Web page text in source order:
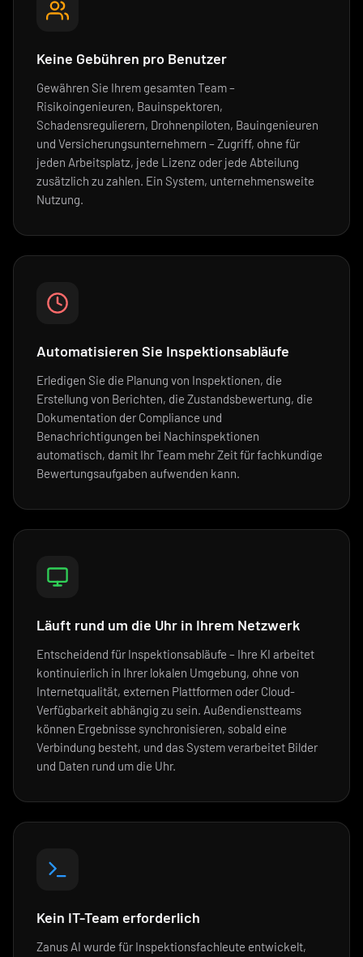
Keine Gebühren pro Benutzer
Gewähren Sie Ihrem gesamten Team –
Risikoingenieuren, Bauinspektoren,
Schadensregulierern, Drohnenpiloten, Bauingenieuren
und Versicherungsunternehmern – Zugriff, ohne für
jeden Arbeitsplatz, jede Lizenz oder jede Abteilung
zusätzlich zu zahlen. Ein System, unternehmensweite
Nutzung.
Automatisieren Sie Inspektionsabläufe
Erledigen Sie die Planung von Inspektionen, die
Erstellung von Berichten, die Zustandsbewertung, die
Dokumentation der Compliance und
Benachrichtigungen bei Nachinspektionen
automatisch, damit Ihr Team mehr Zeit für fachkundige
Bewertungsaufgaben aufwenden kann.
Läuft rund um die Uhr in Ihrem Netzwerk
Entscheidend für Inspektionsabläufe – Ihre KI arbeitet
kontinuierlich in Ihrer lokalen Umgebung, ohne von
Internetqualität, externen Plattformen oder Cloud-
Verfügbarkeit abhängig zu sein. Außendienstteams
können Ergebnisse synchronisieren, sobald eine
Verbindung besteht, und das System verarbeitet Bilder
und Daten rund um die Uhr.
Kein IT-Team erforderlich
Zanus AI wurde für Inspektionsfachleute entwickelt,